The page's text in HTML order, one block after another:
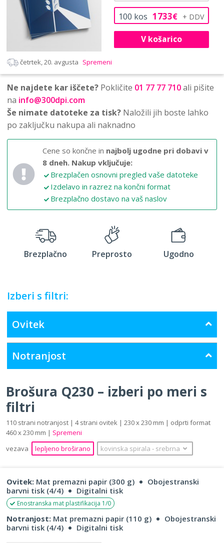
100 kos 1733€
V košarico
četrtek, 20. avgusta Spremeni
Ne najdete kar iščete? Pokličite 01 77 77 710ali pišite
na info@300dpi.com
Še nimate datoteke za tisk? Naložili jih boste lahko
po zaključku nakupa ali naknadno
Cene so končne in najbolj ugodne pri dobavi v
8 dneh. Nakup vključuje:
Brezplačen osnovni pregled vaše datoteke
Izdelavo in razrez na končni format
Brezplačno dostavo na vaš naslov
Brezplačno Preprosto Ugodno
Izberi s filtri:
Ovitek
Notranjost
Brošura Q230 – izberi po meri s
filtri
110 strani notranjost | 4 strani ovitek | 230 x 230 mm | odprti format
460 x 230 mm | Spremeni
vezava
lepljeno broširano kovinska spirala ‐ srebrna
Ovitek: Mat premazni papir (300 g)
Obojestranski
barvni tisk (4/4)
Digitalni tisk
Enostranska mat plastifikacija 1/0
Notranjost: Mat premazni papir (110 g)
Obojestranski
barvni tisk (4/4)
Digitalni tisk